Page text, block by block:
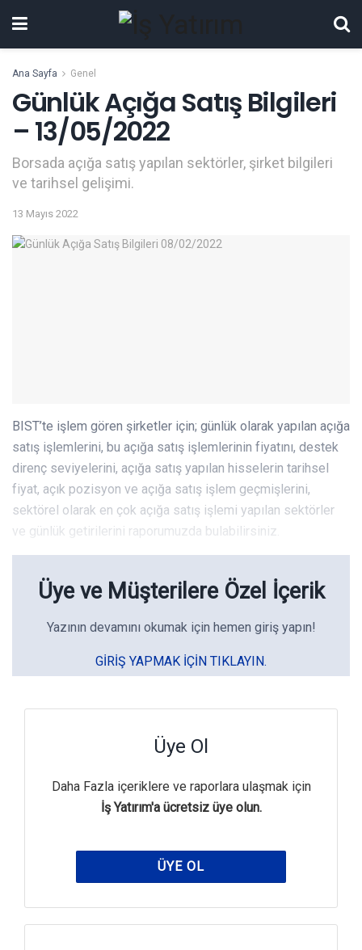
Ana Sayfa Genel
Günlük Açığa Satış Bilgileri
– 13/05/2022
Borsada açığa satış yapılan sektörler, şirket bilgileri
ve tarihsel gelişimi.
13 Mayıs 2022
BIST’te işlem gören şirketler için; günlük olarak yapılan açığa
satış işlemlerini, bu açığa satış işlemlerinin fiyatını, destek
direnç seviyelerini, açığa satış yapılan hisselerin tarihsel
fiyat, açık pozisyon ve açığa satış işlem geçmişlerini,
sektörel olarak en çok açığa satış işlemi yapılan sektörler
ve günlük getirilerini raporumuzda bulabilirsiniz.
Üye ve Müşterilere Özel İçerik
Yazının devamını okumak için hemen giriş yapın!
GIRIŞ YAPMAK IÇIN TIKLAYIN.
Üye Ol
Daha Fazla içeriklere ve raporlara ulaşmak için
İş Yatırım'a ücretsiz üye olun.
ÜYE OL